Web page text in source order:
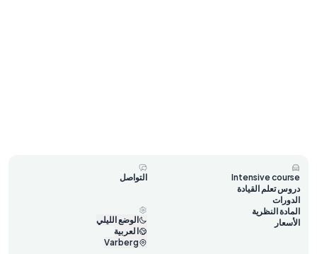
Intensive course
دروس تعلم القيادة
الدورات
المادة النظرية
الأسعار
التواصل
الوضع الليلي
العربية
Varberg